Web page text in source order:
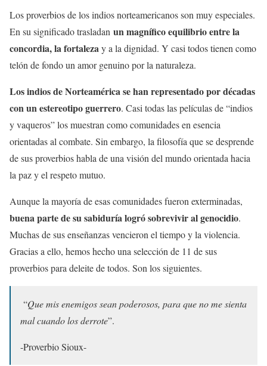
Los proverbios de los indios norteamericanos son muy especiales.
En su significado trasladan un magnífico equilibrioentre la
concordia, la fortalezay a la dignidad. Y casi todos tienen como
telón de fondo un amor genuino por la naturaleza.
Los indios de Norteamérica se han representado por décadas
con un estereotipoguerrero. Casi todas las películas de “indios
y vaqueros” los muestran como comunidades en esencia
orientadas al combate. Sin embargo, la filosofía que se desprende
de sus proverbios habla de una visión del mundo orientada hacia
la paz y el respeto mutuo.
Aunque la mayoría de esas comunidades fueron exterminadas,
buena parte de su sabiduríalogró sobrevivir al genocidio.
Muchas de sus enseñanzas vencieron el tiempo y la violencia.
Gracias a ello, hemos hecho una selección de 11 de sus
proverbios para deleite de todos. Son los siguientes.
“Que mis enemigos sean poderosos, para que no me sienta
mal cuando los derrote”.
-Proverbio Sioux-